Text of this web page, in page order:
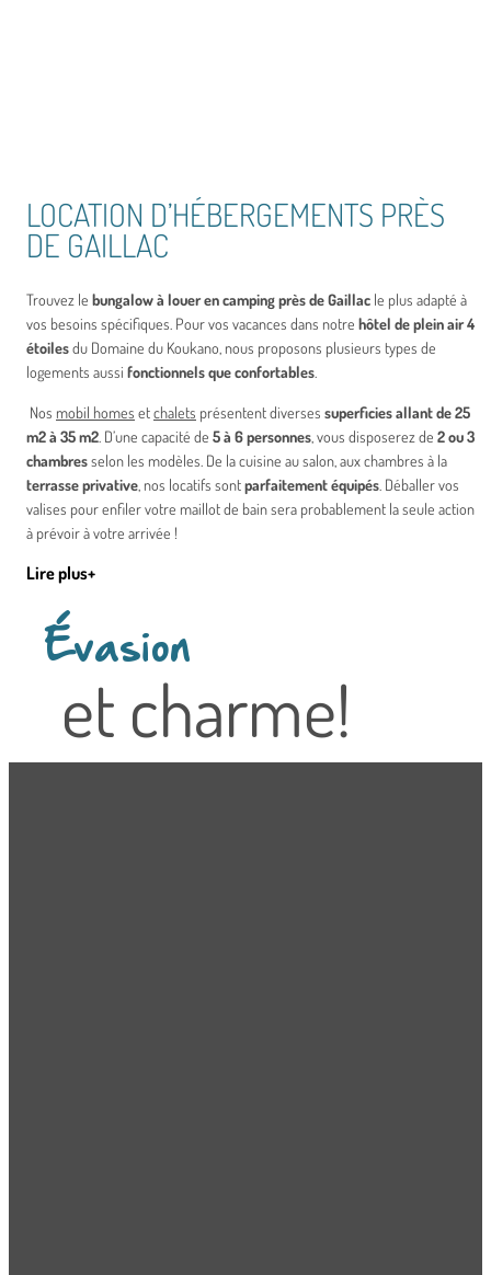
Évasion
et charme!
LOCATION D’HÉBERGEMENTS PRÈS
DE GAILLAC
Trouvez le bungalow à louer en camping près de Gaillac le plus adapté à
vos besoins spécifiques. Pour vos vacances dans notre hôtel de plein air 4
étoilesdu Domaine du Koukano, nous proposons plusieurs types de
logements aussi fonctionnels que confortables
Lire plus
Nos mobil homes etchalets présentent diverses superficies allant de 25
m2 à 35 m2 . D’une capacité de 5 à 6 personnes , vous disposerez de 2 ou 3
chambresselon les modèles. De la cuisine au salon, aux chambres à la
terrasse privative , nos locatifs sontparfaitement équipés . Déballer vos
valises pour enfiler votre maillot de bain sera probablement la seule action
à prévoir à votre arrivée !
Et si vous aviez l’esprit aventureux ? Succombez à l’appel de nos
original de
exemple. Sur une superficie couverte de toile de tente de
trouverez 2 chambres séparées
dans l’autre, soit une capacité d’accueil de
5 personnes
avec douche, WC, lavabo dans un bâtiment externe et une
auventse trouve également dans votre logement insolite
rapport qualité prix très avantageux.